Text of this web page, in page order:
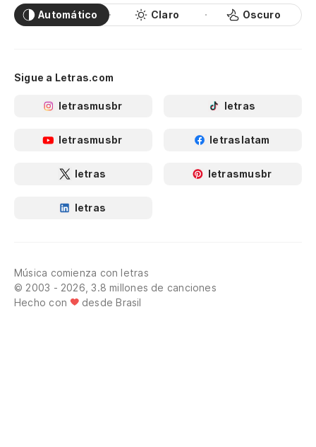
Automático Claro Oscuro
Sigue a Letras.com
letrasmusbr letras
letrasmusbr letraslatam
letras letrasmusbr
letras
Música comienza con letras
© 2003 - 2026, 3.8 millones de canciones
Hecho con
desde Brasil